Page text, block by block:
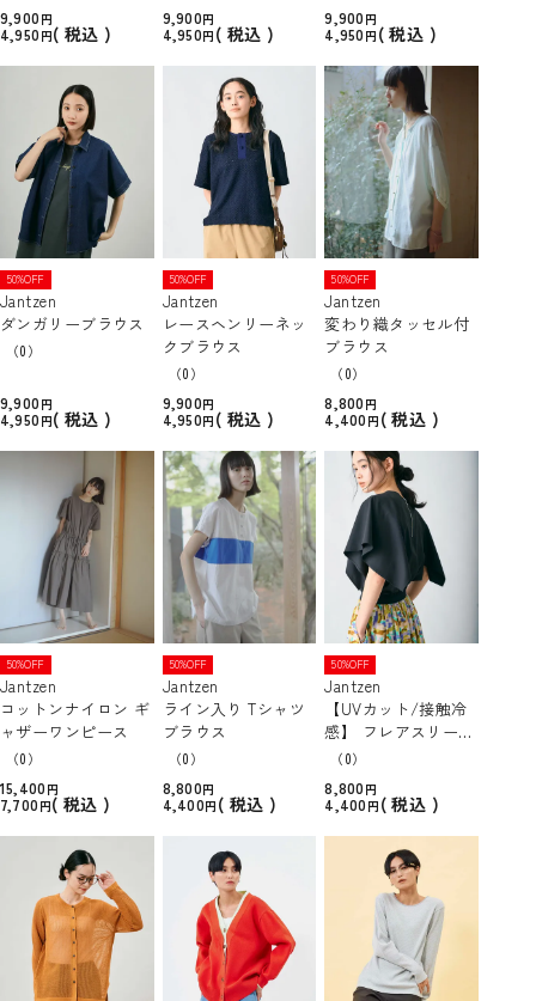
9,900
4,950
税込
9,900
4,950
税込
9,900
4,950
税込
50%OFF
Jantzen
ダンガリーブラウス
（0）
9,900
4,950
税込
50%OFF
Jantzen
レースヘンリーネッ
クブラウス
（0）
9,900
4,950
税込
50%OFF
Jantzen
変わり織タッセル付
ブラウス
（0）
8,800
4,400
税込
50%OFF
Jantzen
コットンナイロン ギ
ャザーワンピース
（0）
15,400
7,700
税込
50%OFF
Jantzen
ライン入り Tシャツ
ブラウス
（0）
8,800
4,400
税込
50%OFF
Jantzen
【UVカット/接触冷
感】 フレアスリーブ
ブラウス
（0）
8,800
4,400
税込